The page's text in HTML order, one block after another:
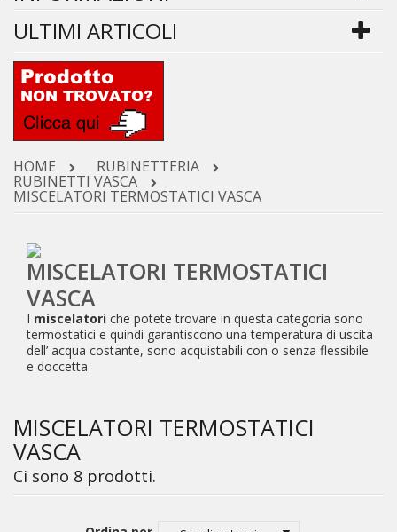
ULTIMI ARTICOLI
HOME RUBINETTERIA
RUBINETTI VASCA
MISCELATORI TERMOSTATICI VASCA
MISCELATORI TERMOSTATICI
VASCA
I miscelatori che potete trovare in questa categoria sono
termostatici e quindi garantiscono una temperatura di uscita
dell’ acqua costante, sono acquistabili con o senza flessibile
e doccetta
MISCELATORI TERMOSTATICI
VASCA
Ci sono 8 prodotti.